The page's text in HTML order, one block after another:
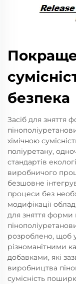
безпека
Засіб для зняття
хімічною
поліуретану,
стандартів
виробничого
безшовне
процеси без
модифікації
для зняття
розроблено, щоб
різноманітними
добавками, які
виробництва
сумісність